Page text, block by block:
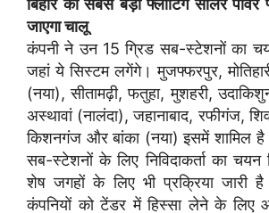
जाएगा चालू
कंपनी ने उन 15 ग्रिड सब-स्टेशनों का
जहां ये सिस्टम लगेंगे। मुजफ्फरपुर,
(नया), सीतामढ़ी, फतुहा, मुशहरी,
अस्थावां (नालंदा), जहानाबाद, रफीगंज,
किशनगंज और बांका (नया) इसमें शामिल
सब-स्टेशनों के लिए निविदाकर्ता का
शेष जगहों के लिए भी प्रक्रिया जारी
कंपनियों को टेंडर में हिस्सा लेने के लिए